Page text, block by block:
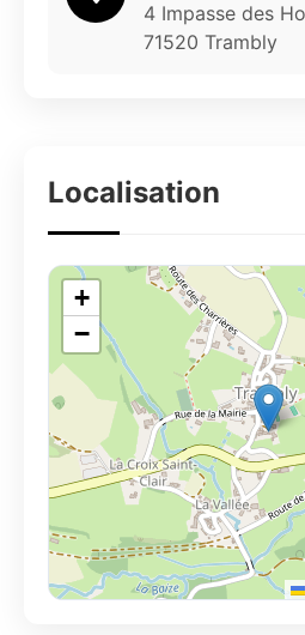
4 Impasse des
71520 Trambly
Localisation
+
−